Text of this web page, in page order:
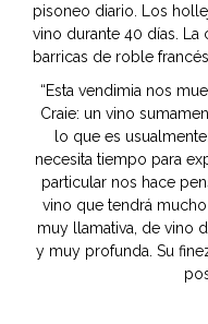
pisoneo diario. Los
vino durante 40 días. La
barricas de roble
“Esta vendimia nos
Craie: un vino
lo que es
necesita tiempo para
particular nos hace
vino que tendrá
muy llamativa, de vino
y muy profunda. Su